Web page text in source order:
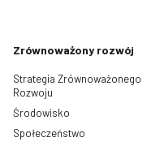
Zrównoważony rozwój
Strategia Zrównoważonego
Rozwoju
Środowisko
Społeczeństwo